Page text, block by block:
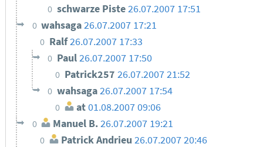
0 schwarze Piste26.07.2007 17:51
0 wahsaga26.07.2007 17:21
0 Ralf26.07.2007 17:33
0 Paul26.07.2007 17:50
0 Patrick25726.07.2007 21:52
0 wahsaga26.07.2007 17:54
0 at01.08.2007 09:06
0 Manuel B.26.07.2007 19:21
0 Patrick Andrieu 26.07.2007 20:46